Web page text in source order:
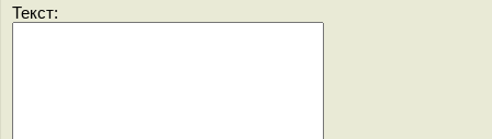
Текст: